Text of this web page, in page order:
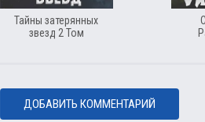
Тайны затерянных
звезд 2 Том
ДОБАВИТЬ КОММЕНТАРИЙ